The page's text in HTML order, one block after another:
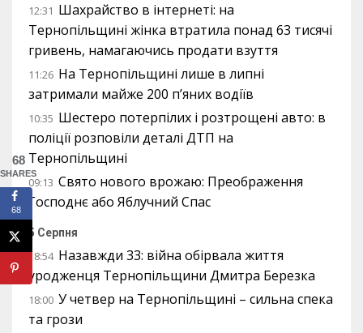
12:31 Шахрайство в інтернеті: на
Тернопільщині жінка втратила понад 63 тисячі
гривень, намагаючись продати взуття
11:26 На Тернопільщині лише в липні
затримали майже 200 п’яних водіїв
10:35 Шестеро потерпілих і розтрощені авто: в
поліції розповіли деталі ДТП на
Тернопільщині
09:13 Свято нового врожаю: Преображення
Господнє або Яблучний Спас
5 Серпня
18:54 Назавжди 33: війна обірвала життя
уродженця Тернопільщини Дмитра Березка
18:00 У четвер на Тернопільщині – сильна спека
та грози
68
SHARES
68